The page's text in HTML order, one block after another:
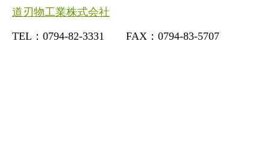
道刃物工業株式会社
TEL：0794-82-3331 FAX：0794-83-5707